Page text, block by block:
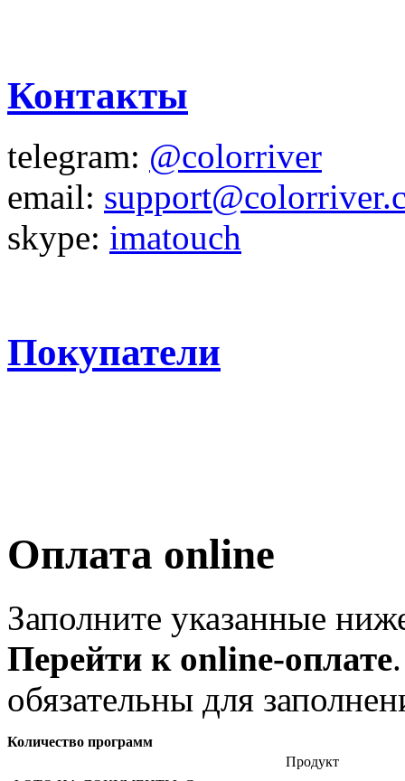
Контакты
telegram: @colorriver
email:
skype: imatouch
Покупатели
Оплата online
Заполните указанные
Перейти к online-оплате
обязательны для
Количество программ
Продукт